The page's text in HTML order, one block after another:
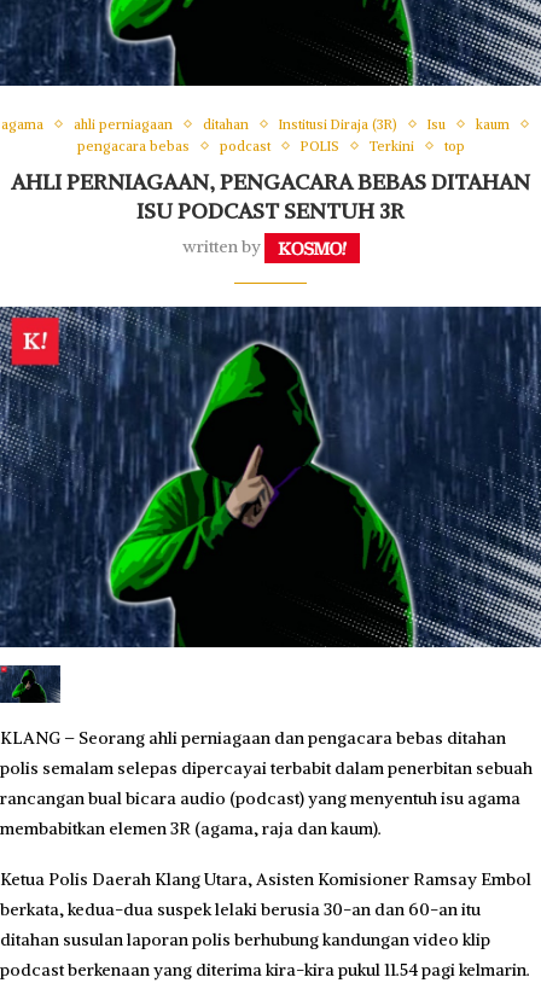
agama ahli perniagaan ditahan Institusi Diraja (3R) Isu
kaum
pengacara bebas
podcast POLIS Terkini top
AHLI PERNIAGAAN, PENGACARA BEBAS DITAHAN
ISU PODCAST SENTUH 3R
written by
KLANG – Seorang ahli perniagaan dan pengacara bebas ditahan
polis semalam selepas dipercayai terbabit dalam penerbitan sebuah
rancangan bual bicara audio (podcast) yang menyentuh isu agama
membabitkan elemen 3R (agama, raja dan kaum).
Ketua Polis Daerah Klang Utara, Asisten Komisioner Ramsay Embol
berkata, kedua-dua suspek lelaki berusia 30-an dan 60-an itu
ditahan susulan laporan polis berhubung kandungan video klip
podcast berkenaan yang diterima kira-kira pukul 11.54 pagi kelmarin.